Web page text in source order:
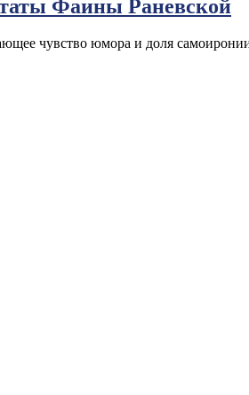
Фаины Раневской
чувство юмора и доля